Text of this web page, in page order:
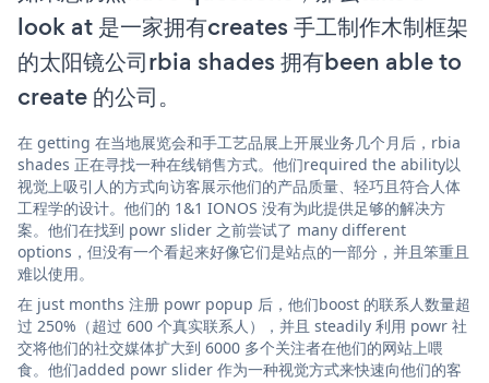
look at 是一家拥有creates 手工制作木制框架
的太阳镜公司rbia shades 拥有been able to
create 的公司。
在 getting 在当地展览会和手工艺品展上开展业务几个月后，rbia
shades 正在寻找一种在线销售方式。他们required the ability以
视觉上吸引人的方式向访客展示他们的产品质量、轻巧且符合人体
工程学的设计。他们的 1&1 IONOS 没有为此提供足够的解决方
案。他们在找到 powr slider 之前尝试了 many different
options，但没有一个看起来好像它们是站点的一部分，并且笨重且
难以使用。
在 just months 注册 powr popup 后，他们boost 的联系人数量超
过 250%（超过 600 个真实联系人），并且 steadily 利用 powr 社
交将他们的社交媒体扩大到 6000 多个关注者在他们的网站上喂
食。他们added powr slider 作为一种视觉方式来快速向他们的客